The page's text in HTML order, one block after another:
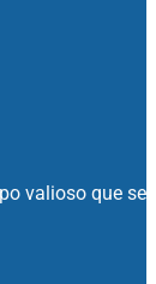
valioso que se